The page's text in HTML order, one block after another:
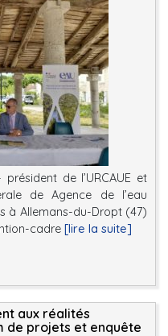
président de l’URCAUE et
de Agence de l’eau
à Allemans-du-Dropt (47)
cadre [lire la suite]
aux réalités
de projets et enquête